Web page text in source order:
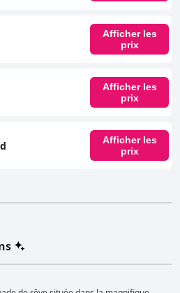
Afficher les
prix
Afficher les
prix
Afficher les
prix